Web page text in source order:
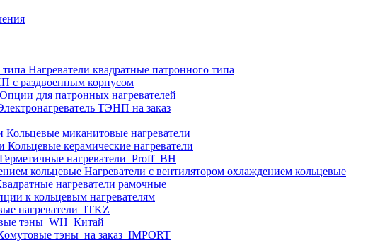
Нагреватели квадратные патронного типа
с раздвоенным корпусом
Опции для патронных нагревателей
ТЭНП на заказ
Кольцевые миканитовые нагреватели
Кольцевые керамические нагреватели
Герметичные нагреватели_Proff_BH
Нагреватели с вентилятором охлаждением кольцевые
нагреватели рамочные
к кольцевым нагревателям
нагреватели_ITKZ
тэны_WH_Китай
тэны_на заказ_IMPORT